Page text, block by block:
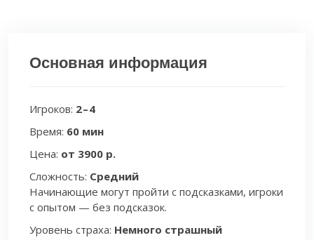
Основная информация
Игроков: 2 – 4
Время: 60 мин
Цена: от 3900 р.
Сложность: Средний
Начинающие могут пройти с подсказками, игроки
с опытом — без подсказок.
Уровень страха: Немного страшный